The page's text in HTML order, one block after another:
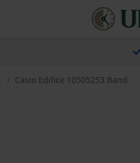
Casio Edifice 10505253 Band